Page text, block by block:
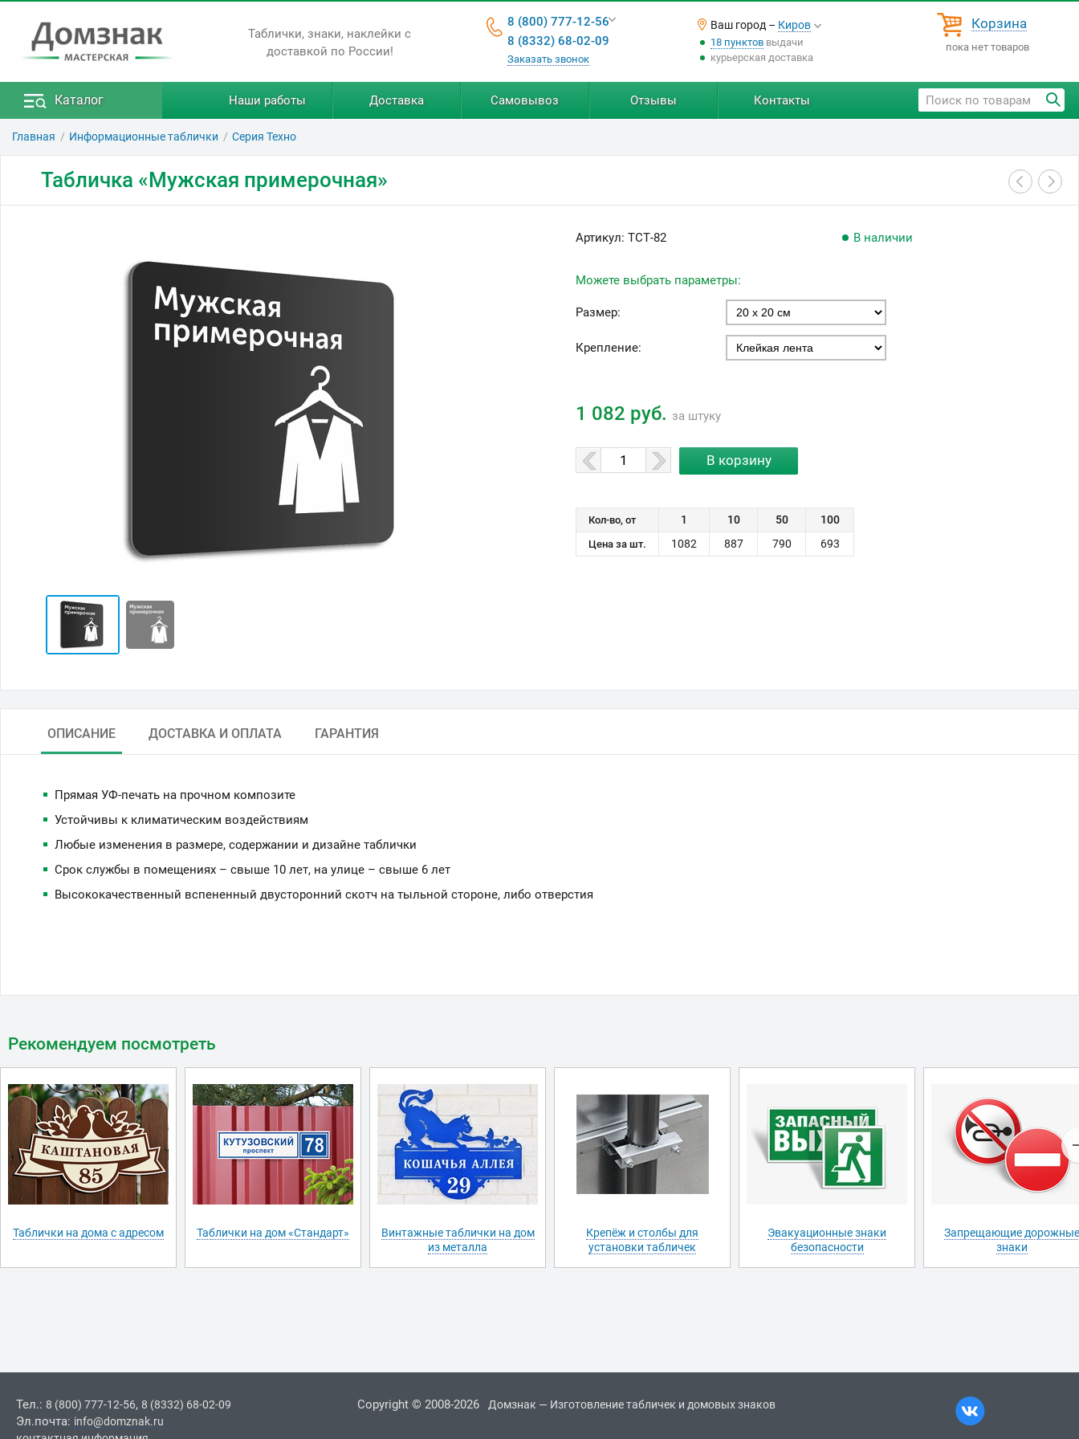
Таблички, знаки, наклейки с
доставкой по России!
8 (800) 777-12-56
8 (8332) 68-02-09
Заказать звонок
Ваш город – Киров
18 пунктоввыдачи
курьерская доставка
Корзина
пока нет товаров
Каталог Наши работы Доставка Самовывоз Отзывы Контакты
Главная Информационные таблички Серия Техно
Табличка «Мужская примерочная»
Артикул: ТСТ-82 В наличии
Можете выбрать параметры:
Размер:
Крепление:
1 082 руб. за штуку
Кол-во, от 1 10 50 100
Цена за шт. 1082 887 790 693
ОПИСАНИЕ ДОСТАВКА И ОПЛАТА ГАРАНТИЯ
Прямая УФ-печать на прочном композите
Устойчивы к климатическим воздействиям
Любые изменения в размере, содержании и дизайне таблички
Срок службы в помещениях – свыше 10 лет, на улице – свыше 6 лет
Высококачественный вспененный двусторонний скотч на тыльной стороне, либо отверстия
Рекомендуем посмотреть
Таблички на дома с адресом Таблички на дом «Стандарт»
Винтажные таблички на дом
из металла
Крепёж и столбы для
установки табличек
Эвакуационные знаки
безопасности
Запрещающие дорожные
знаки
Тел.: 8 (800) 777-12-56, 8 (8332) 68-02-09
Эл.почта: info@domznak.ru
Copyright © 2008-2026 Домзнак — Изготовление табличек и домовых знаков